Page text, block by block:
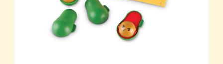
商品一覧トップ
すくスクご利用ガイド